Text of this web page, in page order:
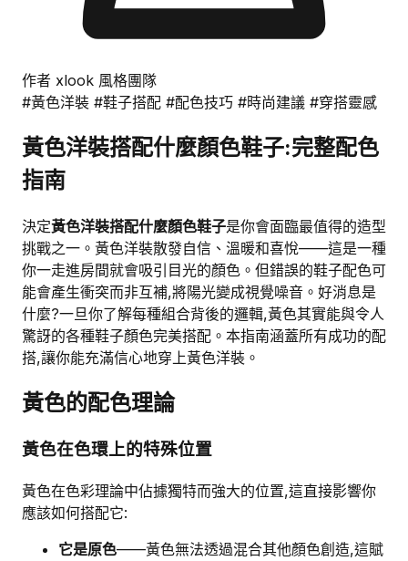
作者 xlook 風格團隊
#黃色洋裝 #鞋子搭配 #配色技巧 #時尚建議 #穿搭靈感
黃色洋裝搭配什麼顏色鞋子:完整配色
指南
決定黃色洋裝搭配什麼顏色鞋子是你會面臨最值得的造型
挑戰之一。黃色洋裝散發自信、溫暖和喜悅——這是一種
你一走進房間就會吸引目光的顏色。但錯誤的鞋子配色可
能會產生衝突而非互補,將陽光變成視覺噪音。好消息是
什麼?一旦你了解每種組合背後的邏輯,黃色其實能與令人
驚訝的各種鞋子顏色完美搭配。本指南涵蓋所有成功的配
搭,讓你能充滿信心地穿上黃色洋裝。
黃色的配色理論
黃色在色環上的特殊位置
黃色在色彩理論中佔據獨特而強大的位置,這直接影響你
應該如何搭配它:
它是原色——黃色無法透過混合其他顏色創造,這賦